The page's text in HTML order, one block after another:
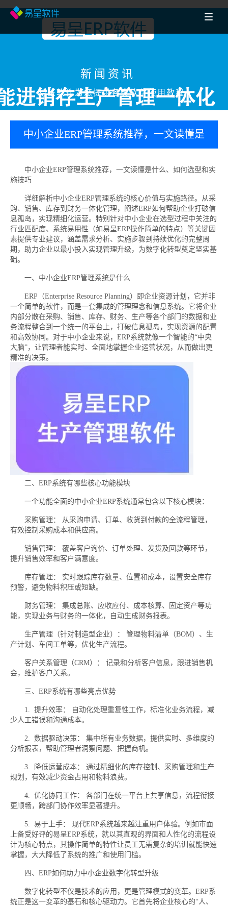
新闻资讯
易呈软件为您提供各类软件使用教程
中小企业ERP管理系统推荐，一文读懂是
中小企业ERP管理系统推荐，一文读懂是什么、如何选型和实
施技巧
详细解析中小企业ERP管理系统的核心价值与实施路径。从采
购、销售、库存到财务一体化管理，阐述ERP如何帮助企业打破信
息孤岛，实现精细化运营。特别针对中小企业在选型过程中关注的
行业匹配度、系统易用性（如易呈ERP操作简单的特点）等关键因
素提供专业建议，涵盖需求分析、实施步骤到持续优化的完整周
期，助力企业以最小投入实现管理升级，为数字化转型奠定坚实基
础。
一、中小企业ERP管理系统是什么
ERP（Enterprise Resource Planning）即企业资源计划，它并非
一个简单的软件，而是一套集成的管理理念和信息系统。它将企业
内部分散在采购、销售、库存、财务、生产等各个部门的数据和业
务流程整合到一个统一的平台上，打破信息孤岛，实现资源的配置
和高效协同。对于中小企业来说，ERP系统就像一个智能的“中央
大脑”，让管理者能实时、全面地掌握企业运营状况，从而做出更
精准的决策。
二、ERP系统有哪些核心功能模块
一个功能全面的中小企业ERP系统通常包含以下核心模块：
采购管理： 从采购申请、订单、收货到付款的全流程管理，
有效控制采购成本和供应商。
销售管理： 覆盖客户询价、订单处理、发货及回款等环节，
提升销售效率和客户满意度。
库存管理： 实时跟踪库存数量、位置和成本，设置安全库存
预警，避免物料积压或短缺。
财务管理： 集成总账、应收应付、成本核算、固定资产等功
能，实现业务与财务的一体化，自动生成财务报表。
生产管理（针对制造型企业）： 管理物料清单（BOM）、生
产计划、车间工单等，优化生产流程。
客户关系管理（CRM）： 记录和分析客户信息，跟进销售机
会，维护客户关系。
三、ERP系统有哪些亮点优势
1. 提升效率： 自动化处理重复性工作，标准化业务流程，减
少人工错误和沟通成本。
2. 数据驱动决策： 集中所有业务数据，提供实时、多维度的
分析报表，帮助管理者洞察问题、把握商机。
3. 降低运营成本： 通过精细化的库存控制、采购管理和生产
规划，有效减少资金占用和物料浪费。
4. 优化协同工作： 各部门在统一平台上共享信息，流程衔接
更顺畅，跨部门协作效率显著提升。
5. 易于上手： 现代ERP系统越来越注重用户体验。例如市面
上备受好评的易呈ERP系统，就以其直观的界面和人性化的流程设
计为核心特点，其操作简单的特性让员工无需复杂的培训就能快速
掌握，大大降低了系统的推广和使用门槛。
四、ERP如何助力中小企业数字化转型升级
数字化转型不仅是技术的应用，更是管理模式的变革。ERP系
统正是这一变革的基石和核心驱动力。它首先将企业核心的“人、